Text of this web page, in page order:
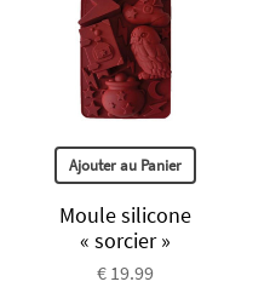
Ajouter au Panier
Moule silicone
« sorcier »
€ 19.99